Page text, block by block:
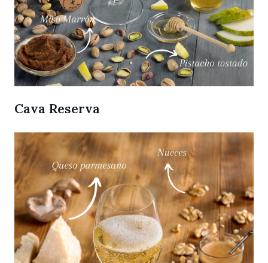
Cava Reserva